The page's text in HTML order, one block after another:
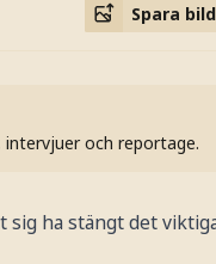
Spara bild
intervjuer och reportage.
ha stängt det